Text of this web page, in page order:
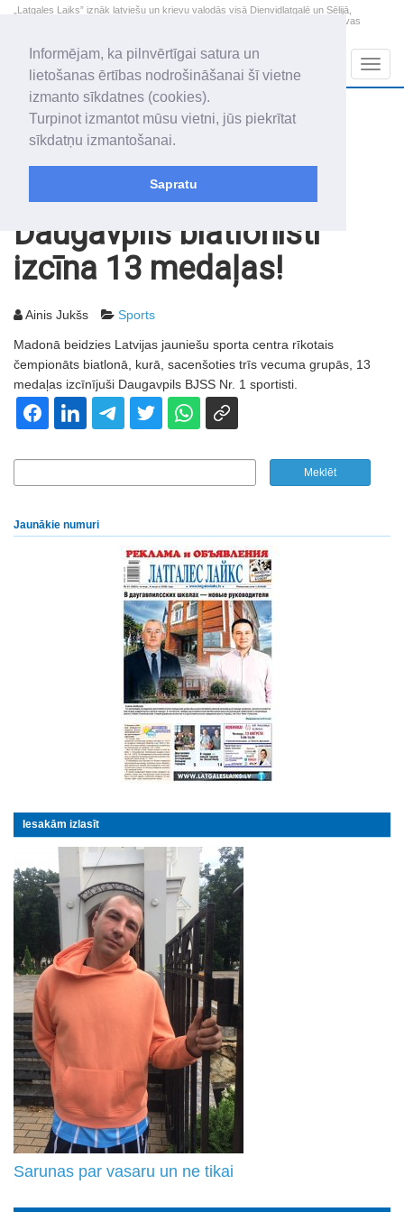
Informējam, ka pilnvērtīgai satura un
lietošanas ērtības nodrošināšanai šī vietne
izmanto sīkdatnes (cookies).
Turpinot izmantot mūsu vietni, jūs piekrītat
sīkdatņu izmantošanai.
Sapratu
„Latgales Laiks” iznāk latviešu un krievu valodās visā Dienvidlatgalē un Sēlijā,
„Latgales Laiks” latviešu valodā aptver Daugavpils valstspilsētu, Augšdaugavas
2026. gada 9. augusts
Svētdiena
Genovefa, Genoveva, Madara
+20.3
Daugavpils biatlonisti
izcīna 13 medaļas!
Ainis Jukšs Sports
Madonā beidzies Latvijas jauniešu sporta centra rīkotais
čempionāts biatlonā, kurā, sacenšoties trīs vecuma grupās, 13
medaļas izcīnījuši Daugavpils BJSS Nr. 1 sportisti.
Jaunākie numuri
Iesakām izlasīt
Sarunas par vasaru un ne tikai